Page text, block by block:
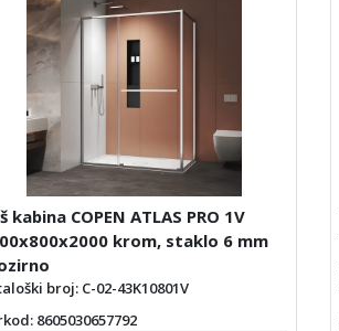
kabina COPEN ATLAS PRO 1V
krom, staklo 6 mm
broj: C-02-43K10801V
: 8605030657792